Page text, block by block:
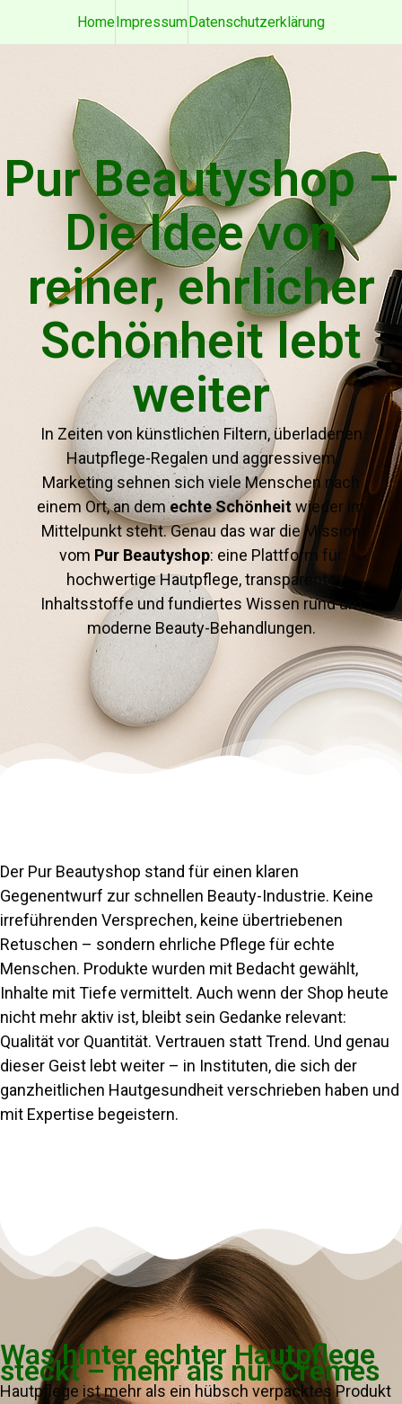
HomeImpressumDatenschutzerklärung
Pur Beautyshop –
Die Idee von
reiner, ehrlicher
Schönheit lebt
weiter
In Zeiten von künstlichen Filtern, überladenen
Hautpflege-Regalen und aggressivem
Marketing sehnen sich viele Menschen nach
einem Ort, an demechte Schönheitwieder im
Mittelpunkt steht. Genau das war die Mission
vom Pur Beautyshop: eine Plattform für
hochwertige Hautpflege, transparente
Inhaltsstoffe und fundiertes Wissen rund um
moderne Beauty-Behandlungen.
Der Pur Beautyshop stand für einen klaren
Gegenentwurf zur schnellen Beauty-Industrie. Keine
irreführenden Versprechen, keine übertriebenen
Retuschen – sondern ehrliche Pflege für echte
Menschen. Produkte wurden mit Bedacht gewählt,
Inhalte mit Tiefe vermittelt. Auch wenn der Shop heute
nicht mehr aktiv ist, bleibt sein Gedanke relevant:
Qualität vor Quantität. Vertrauen statt Trend. Und genau
dieser Geist lebt weiter – in Instituten, die sich der
ganzheitlichen Hautgesundheit verschrieben haben und
mit Expertise begeistern.
Was hinter echter Hautpflege
steckt – mehr als nur Cremes
Hautpflege ist mehr als ein hübsch verpacktes Produkt